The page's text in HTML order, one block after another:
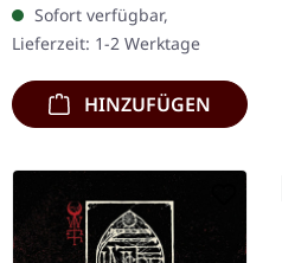
Sofort verfügbar,
Lieferzeit: 1-2 Werktage
HINZUFÜGEN